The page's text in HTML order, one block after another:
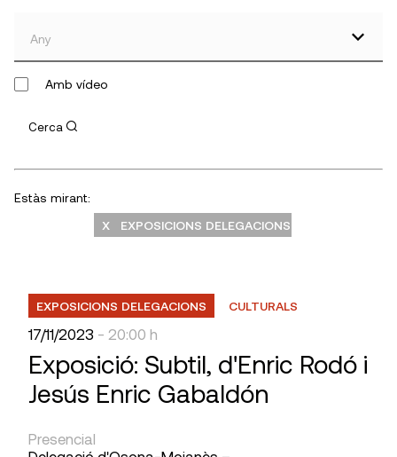
Any
Amb vídeo
Cerca
Estàs mirant:
X EXPOSICIONS DELEGACIONS
EXPOSICIONS DELEGACIONS CULTURALS
17/11/2023 - 20:00 h
Exposició: Subtil, d'Enric Rodó i
Jesús Enric Gabaldón
Presencial